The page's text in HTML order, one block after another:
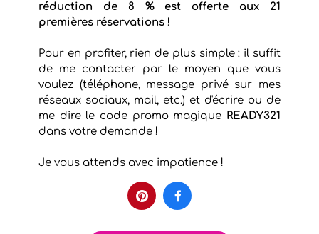
réduction de 8 % est offerte aux 21
premières réservations !
Pour en profiter, rien de plus simple : il suffit
de me contacter par le moyen que vous
voulez (téléphone, message privé sur mes
réseaux sociaux, mail, etc.) et d'écrire ou de
me dire le code promo magique READY321
dans votre demande !
Je vous attends avec impatience !
 